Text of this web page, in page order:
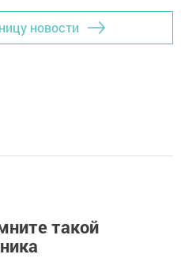
новости
такой